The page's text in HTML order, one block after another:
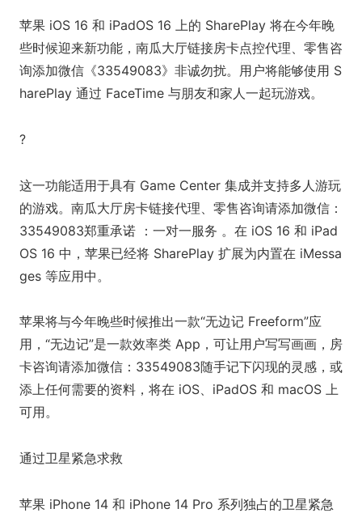
苹果 iOS 16 和 iPadOS 16 上的 SharePlay 将在今年晚
些时候迎来新功能，南瓜大厅链接房卡点控代理、零售咨
询添加微信《33549083》非诚勿扰。用户将能够使用 S
harePlay 通过 FaceTime 与朋友和家人一起玩游戏。
?
这一功能适用于具有 Game Center 集成并支持多人游玩
的游戏。南瓜大厅房卡链接代理、零售咨询请添加微信：
33549083郑重承诺 ：一对一服务 。在 iOS 16 和 iPad
OS 16 中，苹果已经将 SharePlay 扩展为内置在 iMessa
ges 等应用中。
苹果将与今年晚些时候推出一款“无边记 Freeform”应
用，“无边记”是一款效率类 App，可让用户写写画画，房
卡咨询请添加微信：33549083随手记下闪现的灵感，或
添上任何需要的资料，将在 iOS、iPadOS 和 macOS 上
可用。
通过卫星紧急求救
苹果 iPhone 14 和 iPhone 14 Pro 系列独占的卫星紧急